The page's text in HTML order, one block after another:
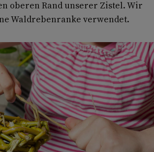
oberen Rand unserer Zistel. Wir
Waldrebenranke verwendet.